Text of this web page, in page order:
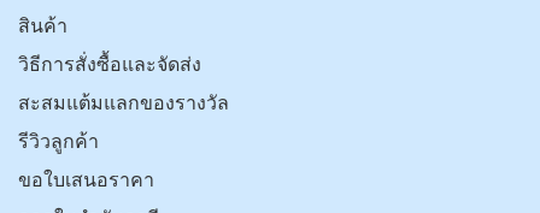
สินค้า
วิธีการสั่งซื้อและจัดส่ง
สะสมแต้มแลกของรางวัล
รีวิวลูกค้า
ขอใบเสนอราคา